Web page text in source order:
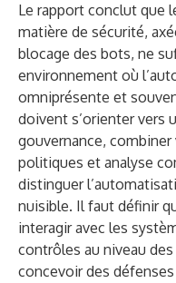
Le rapport conclut que
matière de sécurité,
blocage des bots, ne
environnement où
omniprésente et
doivent s’orienter vers
gouvernance,
politiques et analyse
distinguer
nuisible. Il faut définir
interagir avec les
contrôles au niveau
concevoir des défenses